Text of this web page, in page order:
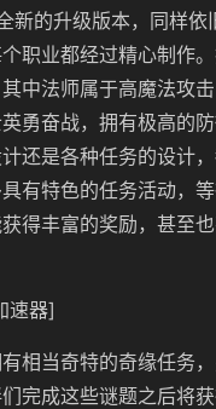
新的升级版本，同样依
职业都经过精心制作
中法师属于高魔法攻
勇奋战，拥有极高的
还是各种任务的设计
有特色的任务活动，
得丰富的奖励，甚至
速器]
相当奇特的奇缘任务
完成这些谜题之后将